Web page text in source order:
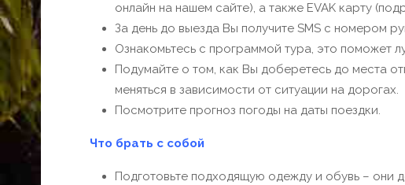
онлайн на нашем сайте), а также EVAK карту
За день до выезда Вы получите SMS с номером
Ознакомьтесь с программой тура, это поможет
Подумайте о том, как Вы доберетесь до места
меняться в зависимости от ситуации на дорогах.
Посмотрите прогноз погоды на даты поездки.
Что брать с собой
Подготовьте подходящую одежду и обувь – они